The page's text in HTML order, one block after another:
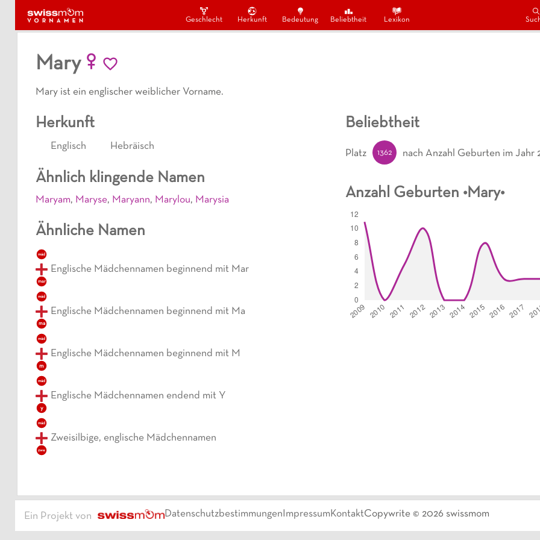
Geschlecht Herkunft Bedeutung Beliebtheit Lexikon
Mary
Mary ist ein englischer weiblicher Vorname.
Herkunft
Englisch Hebräisch
Ähnlich klingende Namen
Maryam, Maryse, Maryann, Marylou, Marysia
Ähnliche Namen
mäd
mar
Englische Mädchennamen beginnend mit Mar
mäd
ma
Englische Mädchennamen beginnend mit Ma
mäd
m
Englische Mädchennamen beginnend mit M
mäd
y
Englische Mädchennamen endend mit Y
mäd
zwe
Zweisilbige, englische Mädchennamen
Beliebtheit
Platz 1362 nach Anzahl Geburten im Jahr
Anzahl Geburten •Mary•
Ein Projekt von DatenschutzbestimmungenImpressumKontaktCopywrite © 2026 swissmom